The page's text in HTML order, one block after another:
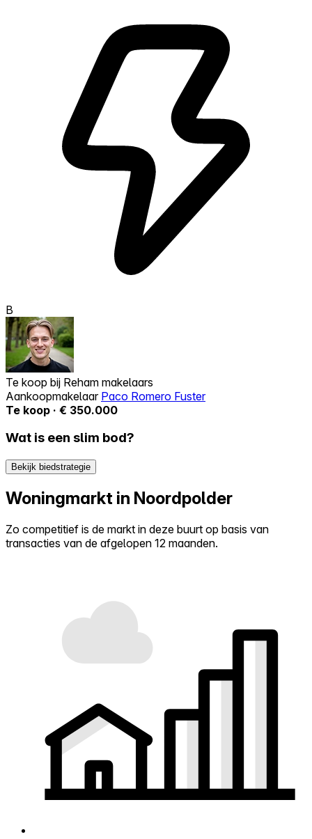
B
Te koop bij Reham makelaars
Aankoopmakelaar Paco Romero Fuster
Te koop · € 350.000
Wat is een slim bod?
Bekijk biedstrategie
Woningmarkt in Noordpolder
Zo competitief is de markt in deze buurt op basis van
transacties van de afgelopen 12 maanden.